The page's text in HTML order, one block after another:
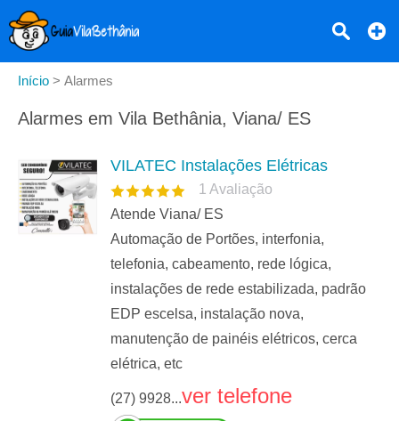
Início > Alarmes
Alarmes em Vila Bethânia, Viana/ ES
VILATEC Instalações Elétricas
1 Avaliação
Atende Viana/ ES
Automação de Portões, interfonia,
telefonia, cabeamento, rede lógica,
instalações de rede estabilizada, padrão
EDP escelsa, instalação nova,
manutenção de painéis elétricos, cerca
elétrica, etc
(27) 9928...ver telefone